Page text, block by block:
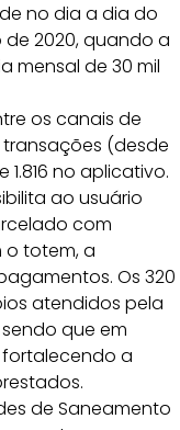
no dia a dia do
2020, quando a
mensal de 30 mil
os canais de
transações (desde
no aplicativo.
ao usuário
com
o totem, a
Os 320
atendidos pela
que em
a
de Saneamento